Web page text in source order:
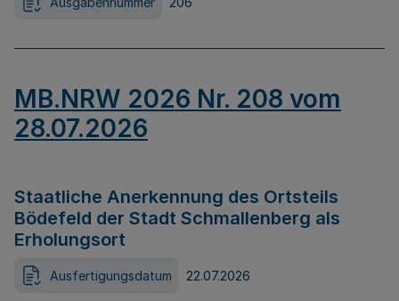
MB.NRW 2026 Nr. 208 vom
28.07.2026
Staatliche Anerkennung des Ortsteils
Bödefeld der Stadt Schmallenberg als
Erholungsort
Ausfertigungsdatum 22.07.2026